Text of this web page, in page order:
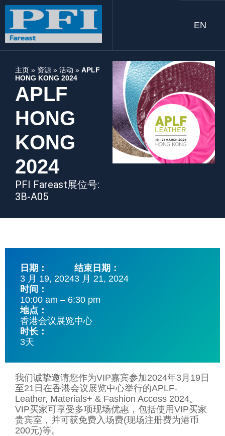
EN
主页 » 资源 » 活动 » APLF
HONG KONG 2024
APLF
HONG
KONG
2024
PFI Fareast展位号:
3B-A05
我们诚挚邀请您作为VIP嘉宾参加2024年3月19日
至21日在香港会议展览中心举行的APLF-
Leather, Materials+ & Fashion Access 2024。
VIP买家可享受多项现场优惠，包括使用VIP买家
贵宾室，并可获免费入场费(现场注册费为港币
200元)等。
日期：
3 月 19, 2024
结束日期：
3 月 21, 2024
时间：
10:00 am – 6:30 pm
地点：
香港会议展览中心
时长：
3天